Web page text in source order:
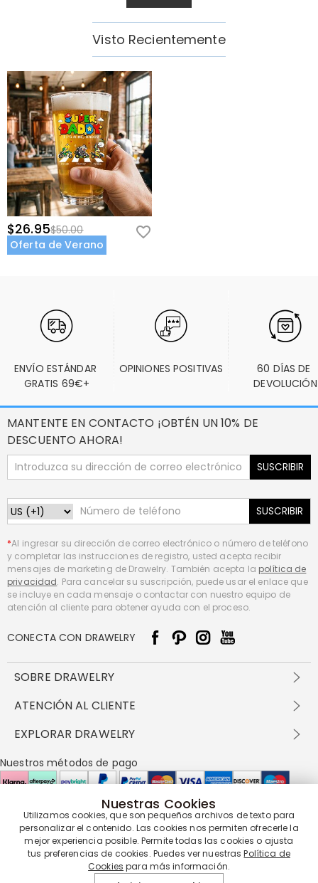
Visto Recientemente
$26.95$50.00
Oferta de Verano
ENVÍO ESTÁNDAR
GRATIS 69€+
OPINIONES POSITIVAS
60 DÍAS DE
DEVOLUCIÓN
MANTENTE EN CONTACTO ¡OBTÉN UN 10% DE
DESCUENTO AHORA!
SUSCRIBIR
SUSCRIBIR
*Al ingresar su dirección de correo electrónico o número de teléfono
y completar las instrucciones de registro, usted acepta recibir
mensajes de marketing de Drawelry. También acepta la política de
privacidad. Para cancelar su suscripción, puede usar el enlace que
se incluye en cada mensaje o contactar con nuestro equipo de
atención al cliente para obtener ayuda con el proceso.
CONECTA CON DRAWELRY
SOBRE DRAWELRY
Sobre nosotros
política de privacidad
Preguntas frecuentes
ATENCIÓN AL CLIENTE
Envío y entrega
Devolución en 60 días
Cómo cuidar
EXPLORAR DRAWELRY
Drawelry Prime
Programa de Recompensas
Nuestros métodos de pago
Nuestros socios de entrega
Nuestra garantía de servicio
Nuestras Cookies
Utilizamos cookies, que son pequeños archivos de texto para
personalizar el contenido. Las cookies nos permiten ofrecerle la
mejor experiencia posible. Permite todas las cookies o ajusta
tus preferencias de cookies. Puedes ver nuestrasPolítica de
Cookies para más información.